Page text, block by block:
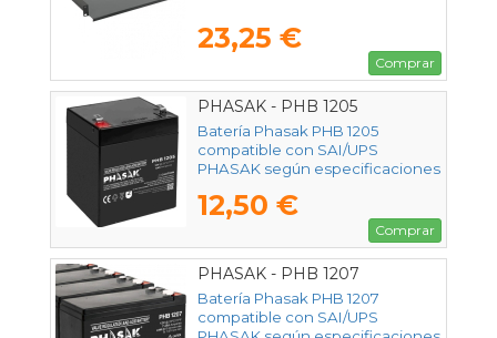
23,25 €
Comprar
PHASAK - PHB 1205
Batería Phasak PHB 1205
compatible con SAI/UPS
PHASAK según especificaciones
12,50 €
Comprar
PHASAK - PHB 1207
Batería Phasak PHB 1207
compatible con SAI/UPS